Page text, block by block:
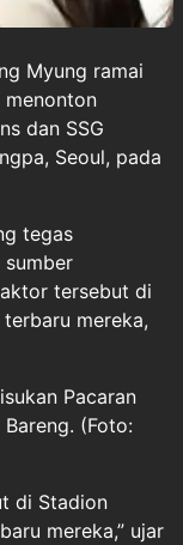
Myung ramai
dan SSG
Seoul, pada
tegas
sumber
tersebut di
mereka,
Pacaran
(Foto:
di Stadion
mereka,” ujar